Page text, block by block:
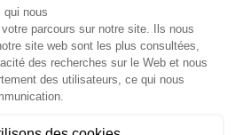
renaze.fr
BP 01
: 9h-12h30 / 14h–18h